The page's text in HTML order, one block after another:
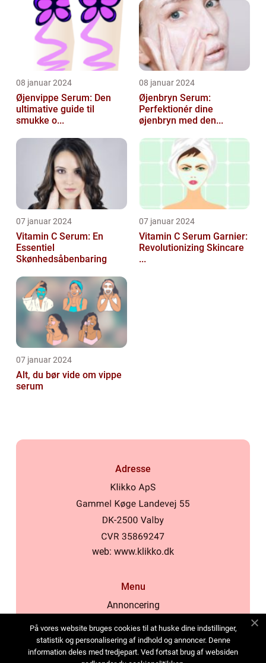
08 januar 2024
Øjenvippe Serum: Den
ultimative guide til
smukke o...
08 januar 2024
Øjenbryn Serum:
Perfektionér dine
øjenbryn med den...
07 januar 2024
Vitamin C Serum: En
Essentiel
Skønhedsåbenbaring
07 januar 2024
Vitamin C Serum Garnier:
Revolutionizing Skincare
...
07 januar 2024
Alt, du bør vide om vippe
serum
Adresse
web: www.klikko.dk
Menu
Annoncering
Cookies
Kontakt os
På vores website bruges cookies til at huske dine indstillinger,
statistik og personalisering af indhold og annoncer. Denne
information deles med tredjepart. Ved fortsat brug af websiden